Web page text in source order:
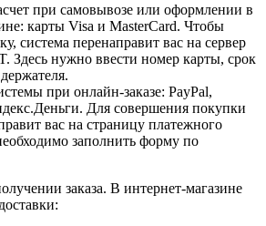
при самовывозе или оформлении в
карты Visa и MasterCard. Чтобы
система перенаправит вас на сервер
Здесь нужно ввести номер карты, срок
при онлайн-заказе: PayPal,
Для совершения покупки
вас на страницу платежного
заполнить форму по
заказа. В интернет-магазине